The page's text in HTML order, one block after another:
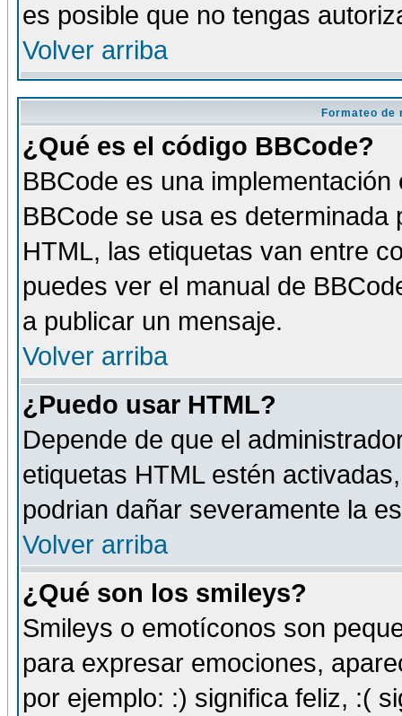
es posible que no tengas
Volver arriba
Formateo de
¿Qué es el código BBCode?
BBCode es una
BBCode se usa es
HTML, las etiquetas van entre
puedes ver el manual de
a publicar un mensaje.
Volver arriba
¿Puedo usar HTML?
Depende de que el
etiquetas HTML estén
podrian dañar severamente la
Volver arriba
¿Qué son los smileys?
Smileys o emotíconos son
para expresar emociones,
por ejemplo: :) significa feliz, :(